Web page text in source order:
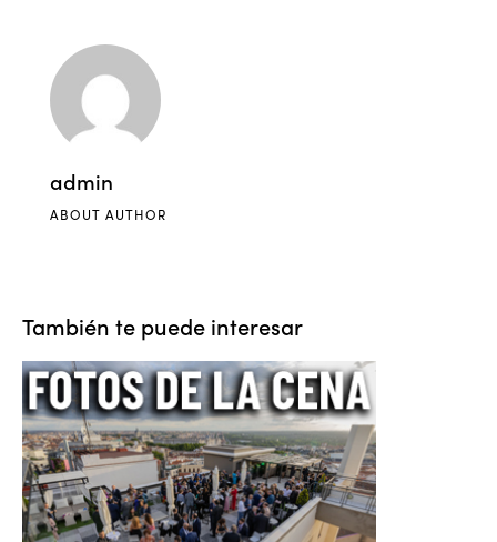
admin
ABOUT AUTHOR
También te puede interesar